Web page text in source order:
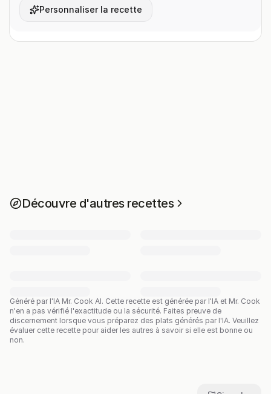
Personnaliser la recette
Découvre d'autres recettes
Généré par l'IA Mr. Cook AI. Cette recette est générée par l'IA et Mr. Cook
n'en a pas vérifié l'exactitude ou la sécurité. Faites preuve de
discernement lorsque vous préparez des plats générés par l'IA. Veuillez
évaluer cette recette pour aider les autres à savoir si elle est bonne ou
non.